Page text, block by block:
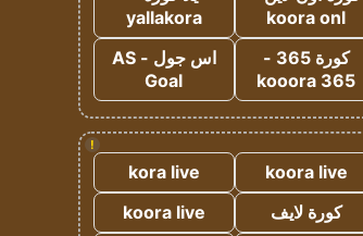
koora onl
yallakora
كورة 365 -
kooora 365
اس جول - AS
Goal
!
koora live
kora live
كورة لايف
koora live